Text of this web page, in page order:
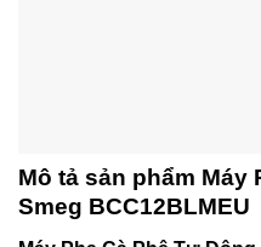
Mô tả sản phẩm Máy
Smeg BCC12BLMEU